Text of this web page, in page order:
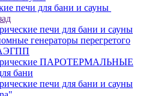
печи для бани и сауны
печи для бани и сауны
генераторы перегретого
ПАРОТЕРМАЛЬНЫЕ
бани
печи для бани и сауны